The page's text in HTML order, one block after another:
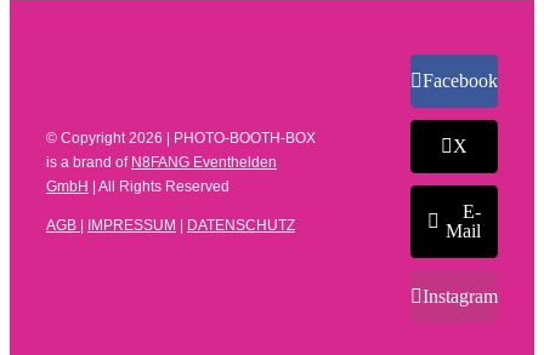
© Copyright2026 | PHOTO-BOOTH-BOX
is a brand of N8FANG Eventhelden
GmbH
| All Rights Reserved
AGB IMPRESSUM DATENSCHUTZ
Facebook
X
E-
Mail
Instagram